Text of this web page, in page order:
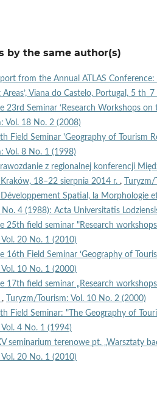
by the same author(s)
from the Annual ATLAS
Areas’, Viana do Castelo, Portugal, 5
23rd Seminar ‘Research Workshops
Vol. 18 No. 2 (2008)
Field Seminar 'Geography of Tourism
Vol. 8 No. 1 (1998)
z regionalnej konferencji
Kraków, 18–22 sierpnia 2014 r. ,
Développement Spatial, la Morphologie
No. 4 (1988): Acta Universitatis
25th field seminar "Research
Vol. 20 No. 1 (2010)
16th Field Seminar ‘Geography of
Vol. 10 No. 1 (2000)
17th field seminar „Research
,
Turyzm/Tourism: Vol. 10 No. 2 (2000)
Field Seminar: "The Geography of
Vol. 4 No. 1 (1994)
seminarium terenowe pt. „Warsztaty
Vol. 20 No. 1 (2010)